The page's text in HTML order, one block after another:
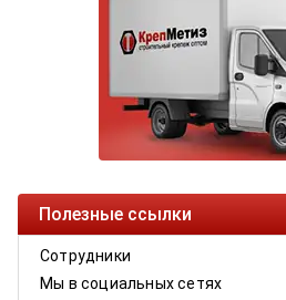
Полезные ссылки
Сотрудники
Мы в социальных сетях